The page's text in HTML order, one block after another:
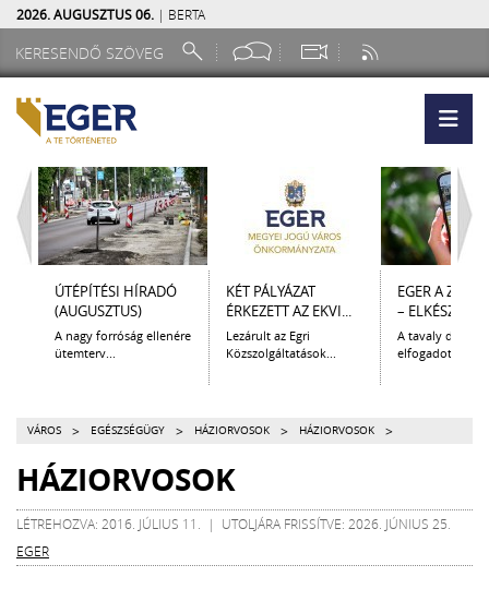
2026. AUGUSZTUS 06. | BERTA
ÚTÉPÍTÉSI HÍRADÓ
(AUGUSZTUS)
A nagy forróság ellenére
ütemterv...
KÉT PÁLYÁZAT
ÉRKEZETT AZ EKVI...
Lezárult az Egri
Közszolgáltatások...
EGER A
– ELKÉSZÜLT
A tavaly
elfogadott
VÁROS > EGÉSZSÉGÜGY > HÁZIORVOSOK > HÁZIORVOSOK >
HÁZIORVOSOK
LÉTREHOZVA: 2016. JÚLIUS 11. | UTOLJÁRA FRISSÍTVE: 2026. JÚNIUS 25.
EGER